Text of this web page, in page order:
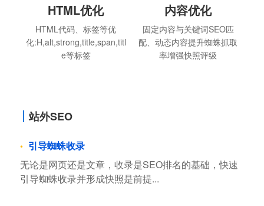
HTML优化
HTML代码、标签等优
化:H,alt,strong,title,span,titl
e等标签
内容优化
固定内容与关键词SEO匹
配、动态内容提升蜘蛛抓取
率增强快照评级
站外SEO
引导蜘蛛收录
无论是网页还是文章，收录是SEO排名的基础，快速
引导蜘蛛收录并形成快照是前提...